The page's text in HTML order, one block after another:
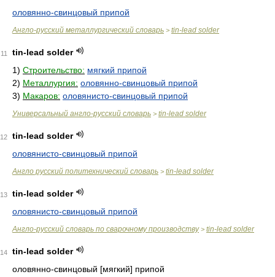
оловянно-свинцовый припой
Англо-русский металлургический словарь > tin-lead solder
11
tin-lead solder
1) Строительство: мягкий припой
2) Металлургия: оловянно-свинцовый припой
3) Макаров: оловянисто-свинцовый припой
Универсальный англо-русский словарь > tin-lead solder
12
tin-lead solder
оловянисто-свинцовый припой
Англо русский политехнический словарь > tin-lead solder
13
tin-lead solder
оловянисто-свинцовый припой
Англо-русский словарь по сварочному производству> tin-lead solder
14
tin-lead solder
оловянно-свинцовый [мягкий] припой